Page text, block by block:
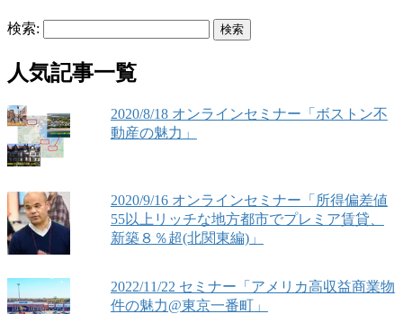
検索:
人気記事一覧
2020/8/18 オンラインセミナー「ボストン不
動産の魅力」
2020/9/16 オンラインセミナー「所得偏差値
55以上リッチな地方都市でプレミア賃貸、
新築８％超(北関東編)」
2022/11/22 セミナー「アメリカ高収益商業物
件の魅力@東京一番町」